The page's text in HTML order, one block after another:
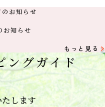
お知らせ
お知らせ
もっと見る
ングガイド
します